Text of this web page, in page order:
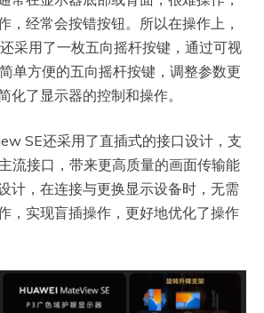
，经常会按错按钮。所以在操作上，
采用了一枚五向摇杆按键，通过可视
单方便的五向摇杆按键，调整参数更
化了显示器的控制和操作。
SE还采用了直插式的接口设计，支
流接口，带来更高质量的画面传输能
计，在连接与更换显示设备时，无需
，实现盲插操作，更好地优化了操作